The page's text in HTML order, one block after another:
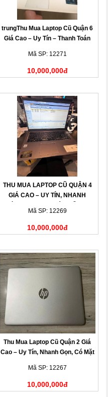
trungThu Mua Laptop Cũ Quận 6
Giá Cao – Uy Tín – Thanh Toán
Mã SP: 12271
10,000,000đ
THU MUA LAPTOP CŨ QUẬN 4
GIÁ CAO – UY TÍN, NHANH
Mã SP: 12269
10,000,000đ
Thu Mua Laptop Cũ Quận 2 Giá
Cao – Uy Tín, Nhanh Gọn, Có Mặt
Mã SP: 12267
10,000,000đ